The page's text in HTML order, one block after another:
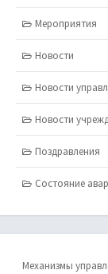
Мероприятия
Новости
Новости
Новости
Поздравления
Состояние
Механизмы